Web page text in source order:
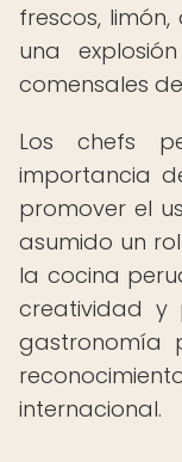
frescos,
una
comensales
Los chefs
importancia
promover el
asumido un
la cocina
creatividad y
gastronomía
internacional.